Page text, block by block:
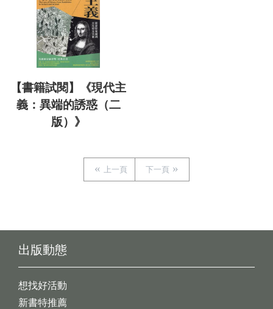
【書籍試閱】《現代主
義：異端的誘惑（二
版）》
上一頁 下一頁
出版動態
想找好活動
新書特推薦